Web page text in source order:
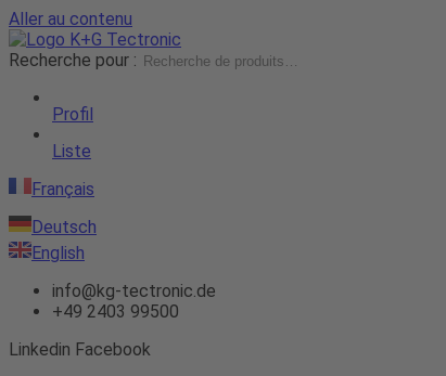
Aller au contenu
Recherche pour :
Profil
Liste
Français
Deutsch
English
info@kg-tectronic.de
+49 2403 99500
Linkedin Facebook